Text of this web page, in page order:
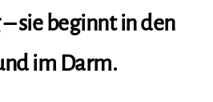
sie beginnt in den
im Darm.